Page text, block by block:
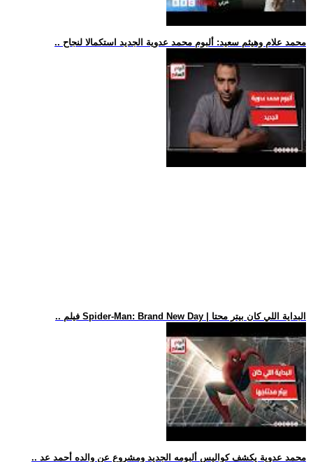
.. محمد علام وهيثم سعيد: ألبوم محمد عدوية الجديد استكمالا لنجاح
.. فيلم Spider-Man: Brand New Day | البداية اللي كان بيتر محتا
.. محمد عدوية يكشف كواليس ألبومه الجديد ومشروع عن والده أحمد عد